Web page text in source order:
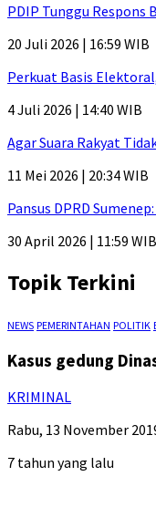
PDIP Tunggu Respons
20 Juli 2026 | 16:59 WIB
Perkuat Basis
4 Juli 2026 | 14:40 WIB
Agar Suara Rakyat
11 Mei 2026 | 20:34 WIB
Pansus DPRD
30 April 2026 | 11:59 WIB
Topik Terkini
NEWS PEMERINTAHAN POLITIK
Kasus gedung
KRIMINAL
Rabu, 13 November
7 tahun yang lalu